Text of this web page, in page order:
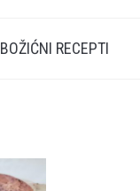
BOŽIĆNI RECEPTI